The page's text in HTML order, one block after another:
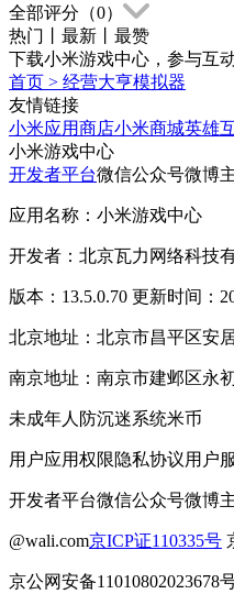
全部评分（0）
热门
最新
最赞
下载小米游戏中心，参与互动
首页 > 经营大亨模拟器
友情链接
小米应用商店小米商城英雄
小米游戏中心
开发者平台微信公众号微博
应用名称：小米游戏中心
开发者：北京瓦力网络科技
版本：13.5.0.70 更新时间：
北京地址：北京市昌平区安
南京地址：南京市建邺区永
未成年人防沉迷系统米币
用户应用权限隐私协议用户
开发者平台微信公众号微博
@wali.com京ICP证110335号
京公网安备11010802023678